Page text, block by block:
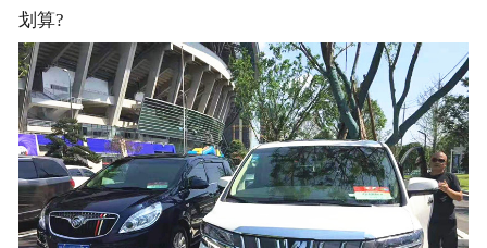
成功案例
关于我们
联系我们
划算?